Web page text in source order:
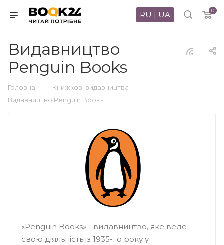
0
RU | UA
Видавництво
Penguin Books
Головна — Книжкові видавництва —
Видавництво Penguin Books
«Penguin Books» - видавництво, яке веде
свою діяльність із 1935-го року у